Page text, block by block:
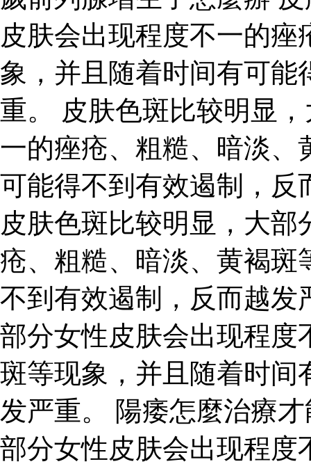
皮肤会出现程度不一的
象，并且随着时间有可能
重。 皮肤色斑比较明显
一的痤疮、粗糙、暗淡、
可能得不到有效遏制，
皮肤色斑比较明显，大
疮、粗糙、暗淡、黄褐斑
不到有效遏制，反而越发
部分女性皮肤会出现程度
斑等现象，并且随着时间
发严重。 陽痿怎麼治療
部分女性皮肤会出现程度